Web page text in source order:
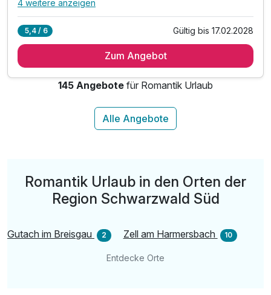
Alle Inklusivleistungen
1 x Schlemmer-Frühstück mit Bio-Ecke im Restaurant
1 x Mittagssnack / Kuchen / Kaffee
inkl. kuscheliger Leih-Bademantel & Saunatuch
4 weitere anzeigen
5,4 / 6 Gültig bis 17.02.2028
Zum Angebot
145 Angebote für Romantik Urlaub
Romantik Urlaub in den Orten der
Region Schwarzwald Süd
Gutach im Breisgau 2 Zell am Harmersbach 10
Entdecke Orte